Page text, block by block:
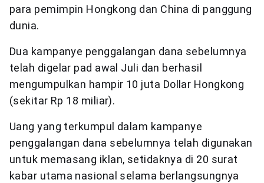
para pemimpin Hongkong dan China di panggung
dunia.
Dua kampanye penggalangan dana sebelumnya
telah digelar pad awal Juli dan berhasil
mengumpulkan hampir 10 juta Dollar Hongkong
(sekitar Rp 18 miliar).
Uang yang terkumpul dalam kampanye
penggalangan dana sebelumnya telah digunakan
untuk memasang iklan, setidaknya di 20 surat
kabar utama nasional selama berlangsungnya